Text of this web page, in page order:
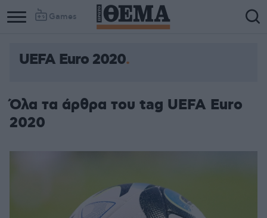
Games
UEFA Euro 2020
Όλα τα άρθρα του tag UEFA Euro
2020